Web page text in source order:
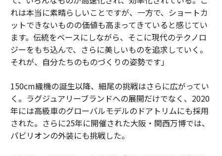
れは本当に素晴らしいことですが、一方で、ショートカ
ットできないものの価値も高まってきていると感じてい
ます。伝統をベースにしながら、そこに現代のテクノロ
ジーをもち込んで、さらに美しいものを追求していく。
それが、自分たちのものづくりの姿勢です」
150cm織機の誕生以降、細尾の挑戦はさらに広がってい
く。ラグジュアリーブランドへの展開だけでなく、2020
年には高級車のグローバルモデルのドアトリムにも採用
された。さらに25年に開催された大阪・関西万博では、
パビリオンの外装にも挑戦した。